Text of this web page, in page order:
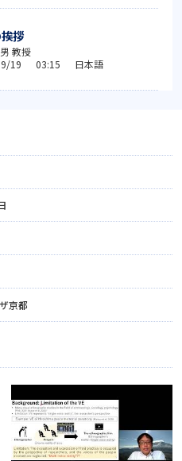
拶
教授
19 03:15 日本語
京都